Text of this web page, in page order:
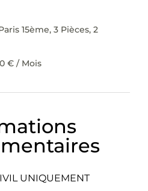
15ème, 3 Pièces, 2
€ / Mois
UNIQUEMENT